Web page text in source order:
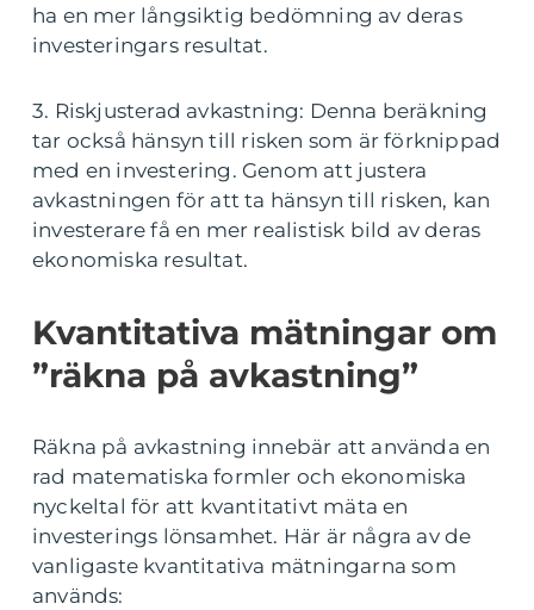
ha en mer långsiktig bedömning av deras
investeringars resultat.
3. Riskjusterad avkastning: Denna beräkning
tar också hänsyn till risken som är förknippad
med en investering. Genom att justera
avkastningen för att ta hänsyn till risken, kan
investerare få en mer realistisk bild av deras
ekonomiska resultat.
Kvantitativa mätningar om
”räkna på avkastning”
Räkna på avkastning innebär att använda en
rad matematiska formler och ekonomiska
nyckeltal för att kvantitativt mäta en
investerings lönsamhet. Här är några av de
vanligaste kvantitativa mätningarna som
används: